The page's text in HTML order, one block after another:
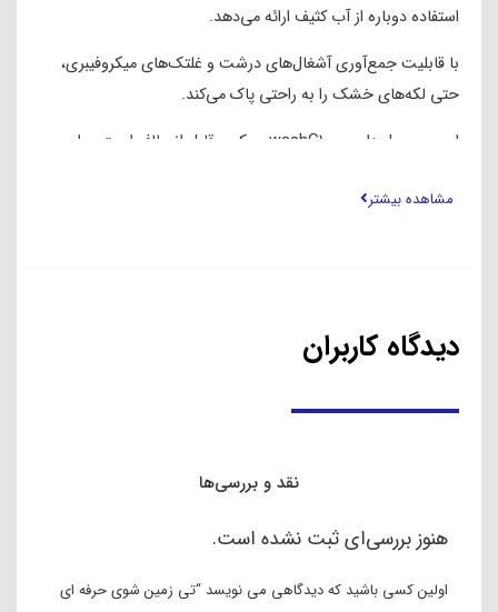
استفاده دوباره از آب کثیف ارائه می‌دهد.
با قابلیت جمع‌آوری آشغال‌های درشت و غلتک‌های میکروفیبری،
حتی لکه‌های خشک را به راحتی پاک می‌کند.
این محصول دایسون washG1 سبک و قابل انعطاف است، برای
دقیقه‌ای، تا 300 متر مربع را پوشش می‌دهد.
این دستگاه بدون استفاده از مکش کار میکند، که این موضوع باعث
میشود بوی نامطبوع کثیفی ها هنگام تمیز کاری در فضا منتشر
مشاهده بیشتر
دیدگاه کاربران
نقد و بررسی‌ها
هنوز بررسی‌ای ثبت نشده است.
اولین کسی باشید که دیدگاهی می نویسد “تی زمین شوی حرفه ای